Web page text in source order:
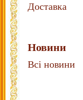
Доставка
Новини
Всі новини